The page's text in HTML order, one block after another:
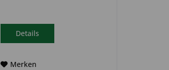
verbaut. Bitte achte darauf,
dass der Autoschlüssel
Details
Merken